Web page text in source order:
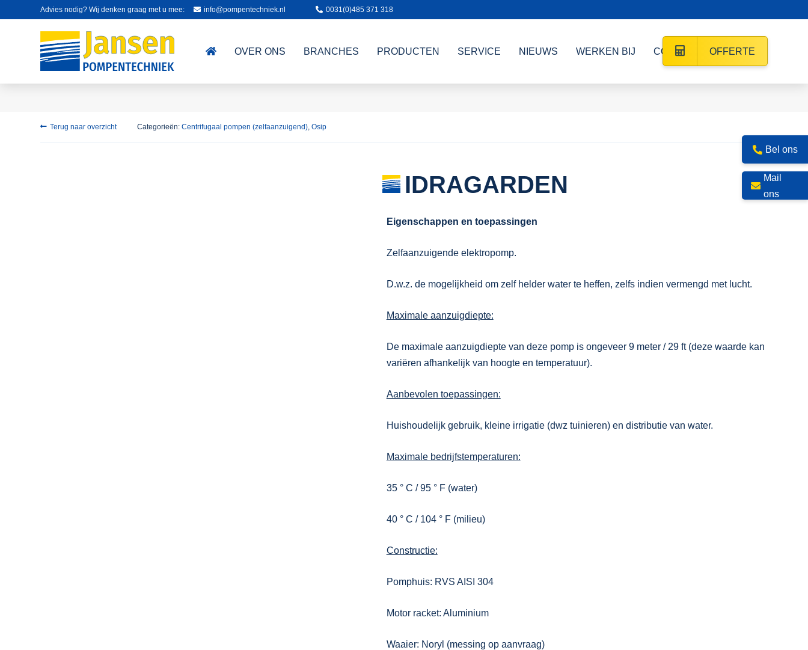
Advies nodig? Wij denken graag met u mee: info@pompentechniek.nl 0031(0)485 371 318
OVER ONS BRANCHES PRODUCTEN SERVICE NIEUWS WERKEN BIJ CONTACT OFFERTE
Terug naar overzicht Categorieën: Centrifugaal pompen (zelfaanzuigend), Osip
IDRAGARDEN
Eigenschappen en toepassingen
Zelfaanzuigende elektropomp.
D.w.z. de mogelijkheid om zelf helder water te heffen, zelfs indien vermengd met lucht.
Maximale aanzuigdiepte:
De maximale aanzuigdiepte van deze pomp is ongeveer 9 meter / 29 ft (deze waarde kan
variëren afhankelijk van hoogte en temperatuur).
Aanbevolen toepassingen:
Huishoudelijk gebruik, kleine irrigatie (dwz tuinieren) en distributie van water.
Maximale bedrijfstemperaturen:
35 ° C / 95 ° F (water)
40 ° C / 104 ° F (milieu)
Constructie:
Pomphuis: RVS AISI 304
Motor racket: Aluminium
Waaier: Noryl (messing op aanvraag)
Bel ons
Mail
ons